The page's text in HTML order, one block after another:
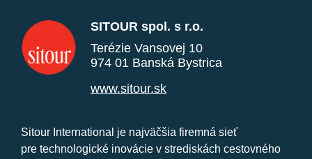
SITOUR spol. s r.o.
Terézie Vansovej 10
974 01 Banská Bystrica
www.sitour.sk
Sitour International je najväčšia firemná sieť
pre technologické inovácie v strediskách cestovného